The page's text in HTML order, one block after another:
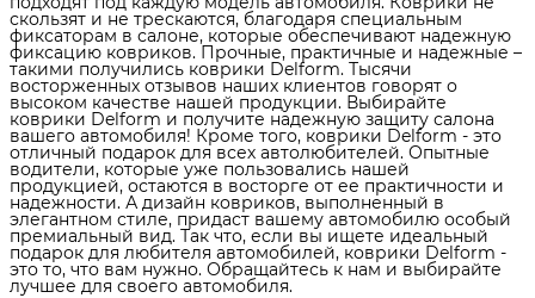
скользят и не трескаются, благодаря специальным
фиксаторам в салоне, которые обеспечивают надежную
фиксацию ковриков. Прочные, практичные и надежные –
такими получились коврики Delform. Тысячи
восторженных отзывов наших клиентов говорят о
высоком качестве нашей продукции. Выбирайте
коврики Delform и получите надежную защиту салона
вашего автомобиля! Кроме того, коврики Delform - это
отличный подарок для всех автолюбителей. Опытные
водители, которые уже пользовались нашей
продукцией, остаются в восторге от ее практичности и
надежности. А дизайн ковриков, выполненный в
элегантном стиле, придаст вашему автомобилю особый
премиальный вид. Так что, если вы ищете идеальный
подарок для любителя автомобилей, коврики Delform -
это то, что вам нужно. Обращайтесь к нам и выбирайте
лучшее для своего автомобиля.